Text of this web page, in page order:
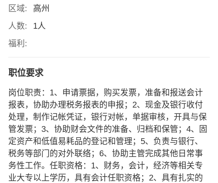
区域:
高州
人数:
1人
福利:
职位要求
岗位职责：1、申请票据，购买发票，准备和报送会计
报表，协助办理税务报表的申报；2、现金及银行收付
处理，制作记帐凭证，银行对帐，单据审核，开具与保
管发票；3、协助财会文件的准备、归档和保管；4、固
定资产和低值易耗品的登记和管理；5、负责与银行、
税务等部门的对外联络；6、协助主管完成其他日常事
务性工作。任职资格：1、财务，会计，经济等相关专
业大专以上学历，具有会计任职资格；2、具有扎实的